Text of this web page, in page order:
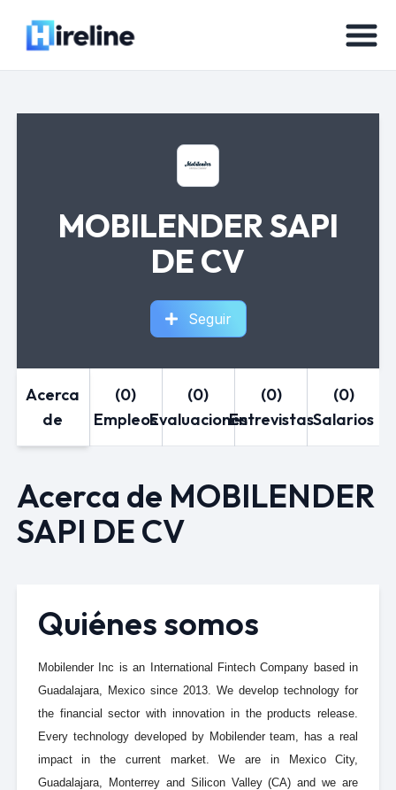
MOBILENDER SAPI
DE CV
Seguir
Acerca
de
(0)
Empleos
(0)
Evaluaciones
(0)
Entrevistas
(0)
Salarios
Acerca de MOBILENDER
SAPI DE CV
Quiénes somos
Mobilender Inc is an International Fintech Company based in
Guadalajara, Mexico since 2013. We develop technology for
the financial sector with innovation in the products release.
Every technology developed by Mobilender team, has a real
impact in the current market. We are in Mexico City,
Guadalajara, Monterrey and Silicon Valley (CA) and we are